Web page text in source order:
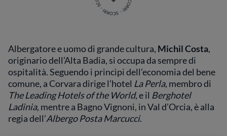
Albergatore e uomo di grande cultura, Michil Costa,
originario dell’Alta Badia,si occupa da sempre di
ospitalità. Seguendo i princìpi dell’economia del bene
comune, a Corvara dirige l’hotel La Perla, membro di
The Leading Hotels of the World, e il Berghotel
Ladinia, mentre a Bagno Vignoni, in Val d’Orcia, è alla
regia dell’Albergo Posta Marcucci.